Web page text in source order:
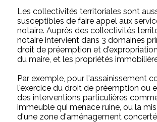
Les collectivités territoriales sont
susceptibles de faire appel aux
notaire. Auprès des collectivités
notaire intervient dans 3 domaines
droit de préemption et
du maire, et les propriétés
Par exemple, pour l'assainissement
l'exercice du droit de préemption ou
des interventions particulières
immeuble qui menace ruine, ou la
d'une zone d'aménagement